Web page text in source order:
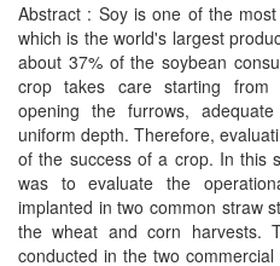
Abstract : Soy is one of the
which is the world's largest
about 37% of the soybean
crop takes care starting from
opening the furrows,
uniform depth. Therefore,
of the success of a crop. In this
was to evaluate the
implanted in two common straw
the wheat and corn harvests.
conducted in the two